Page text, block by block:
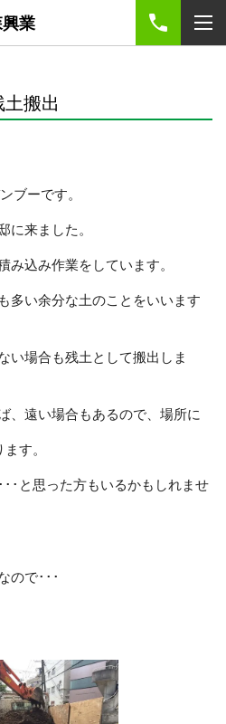
業
土搬出
ブーです。
に来ました。
み込み作業をしています。
多い余分な土のことをいいます
い場合も残土として搬出しま
、遠い場合もあるので、場所に
す。
･と思った方もいるかもしれませ
ので･･･